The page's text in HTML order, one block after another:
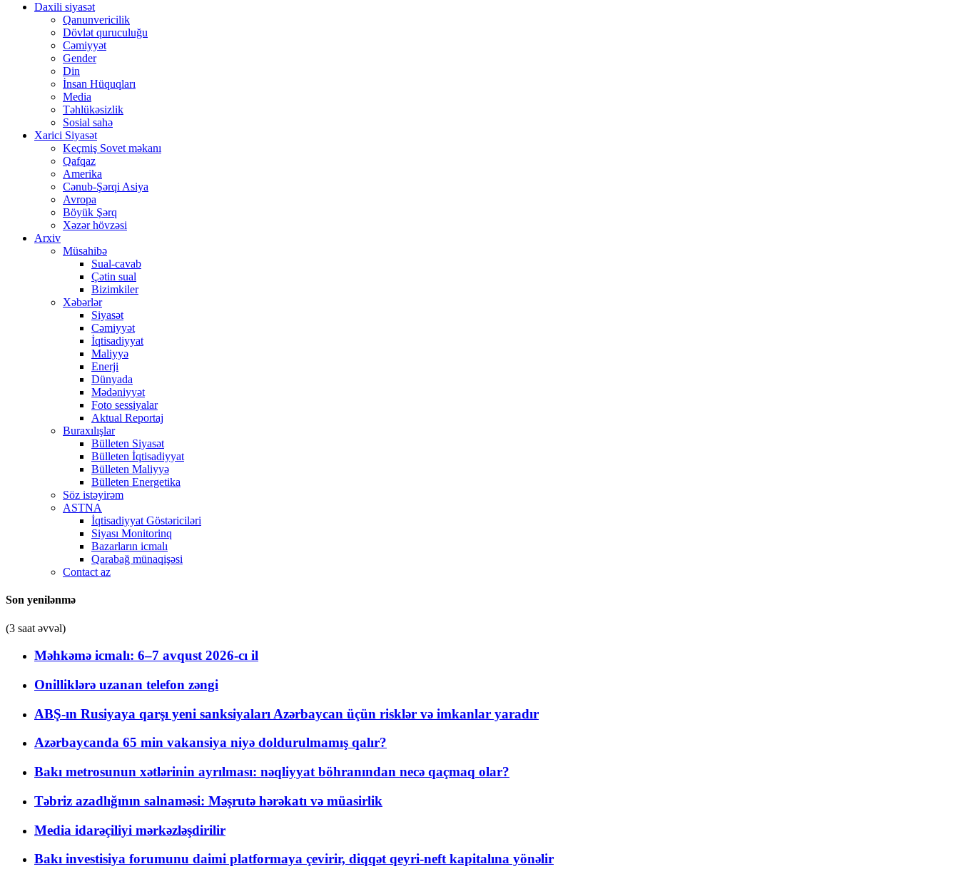
Daxili siyasət
Qanunvericilik
Dövlət quruculuğu
Cəmiyyət
Gender
Din
İnsan Hüquqları
Media
Təhlükəsizlik
Sosial sahə
Xarici Siyasət
Keçmiş Sovet məkanı
Qafqaz
Amerika
Cənub-Şərqi Asiya
Avropa
Böyük Şərq
Xəzər hövzəsi
Arxiv
Müsahibə
Sual-cavab
Çətin sual
Bizimkiler
Xəbərlər
Siyasət
Cəmiyyət
İqtisadiyyat
Maliyyə
Enerji
Dünyada
Mədəniyyət
Foto sessiyalar
Aktual Reportaj
Buraxılışlar
Bülleten Siyasət
Bülleten İqtisadiyyat
Bülleten Maliyyə
Bülleten Energetika
Söz istəyirəm
ASTNA
İqtisadiyyat Göstəriciləri
Siyası Monitorinq
Bazarların icmalı
Qarabağ münaqişəsi
Contact az
Son yenilənmə
(3 saat əvvəl)
Məhkəmə icmalı: 6–7 avqust 2026-cı il
Onilliklərə uzanan telefon zəngi
ABŞ-ın Rusiyaya qarşı yeni sanksiyaları Azərbaycan üçün risklər və imkanlar yaradır
Azərbaycanda 65 min vakansiya niyə doldurulmamış qalır?
Bakı metrosunun xətlərinin ayrılması: nəqliyyat böhranından necə qaçmaq olar?
Təbriz azadlığının salnaməsi: Məşrutə hərəkatı və müasirlik
Media idarəçiliyi mərkəzləşdirilir
Bakı investisiya forumunu daimi platformaya çevirir, diqqət qeyri-neft kapitalına yönəlir